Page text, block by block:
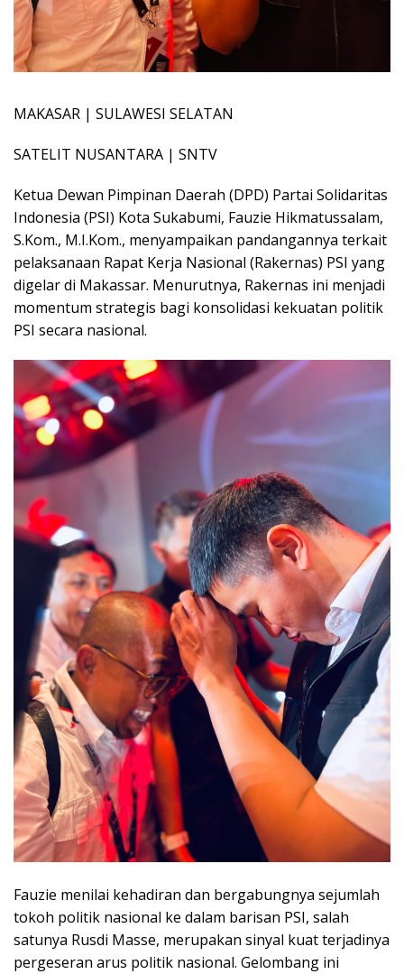
MAKASAR | SULAWESI SELATAN
SATELIT NUSANTARA | SNTV
Ketua Dewan Pimpinan Daerah (DPD) Partai Solidaritas
Indonesia (PSI) Kota Sukabumi, Fauzie Hikmatussalam,
S.Kom., M.I.Kom., menyampaikan pandangannya terkait
pelaksanaan Rapat Kerja Nasional (Rakernas) PSI yang
digelar di Makassar. Menurutnya, Rakernas ini menjadi
momentum strategis bagi konsolidasi kekuatan politik
PSI secara nasional.
Fauzie menilai kehadiran dan bergabungnya sejumlah
tokoh politik nasional ke dalam barisan PSI, salah
satunya Rusdi Masse, merupakan sinyal kuat terjadinya
pergeseran arus politik nasional. Gelombang ini